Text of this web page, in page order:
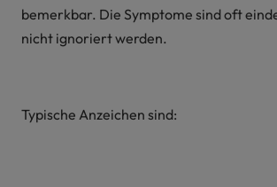
bemerkbar. Die Symptome sind oft
nicht ignoriert werden.
Typische Anzeichen sind: